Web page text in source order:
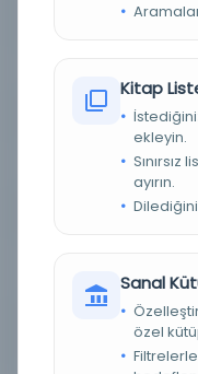
KÜTÜPHANE
DEMIRBAŞ NUMARASI
KAYIT NUMARASI
Kitap
ekleyin.
ayırın.
Sanal
özel